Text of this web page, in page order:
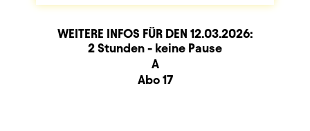
WEITERE INFOS FÜR DEN 12.03.2026:
BeschreibungInformation
Dauer und Pausen2 Stunden - keine Pause
A
Abo 17